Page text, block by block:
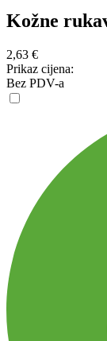
Kožne
2,63 €
Prikaz cijena:
Bez PDV-a